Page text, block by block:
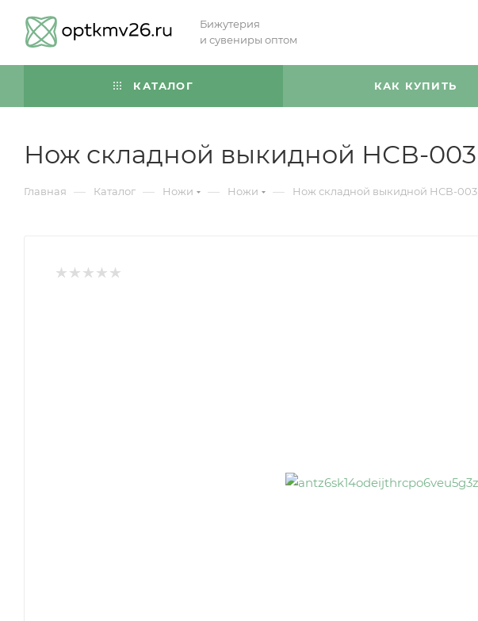
Бижутерия
и сувениры оптом
КАТАЛОГ КАК КУПИТЬ
Нож складной выкидной НСВ-003
Главная — Каталог — Ножи — Ножи — Нож складной выкидной НСВ-003